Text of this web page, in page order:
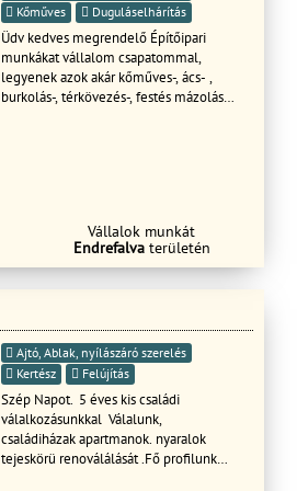
forint pontos, tételes kalkulációt
készítünk. Régi nyílászáróit kibontjuk, az
újakat szakszerűen
beszereljük. Felszereljük a redőnyöket,
rovarhálókat és párkányokat.Ha kéri,
akkor a kibontott anyagokat elszállítjuk
Kőműves
Duguláselhárítás
Üdv kedves megrendelő Építőipari
munkákat vállalom csapatommal,
legyenek azok akár kőműves-, ács- ,
burkolás-, térkövezés-, festés mázolás
Vállalok munkát
Endrefalvaterületén
Ajtó, Ablak, nyílászáró szerelés
Kertész
Felújítás
Szép Napot. 5 éves kis családi
válalkozásunkkal Válalunk,
családiházak apartmanok. nyaralok
tejeskörü renoválálását .Fő profilunk